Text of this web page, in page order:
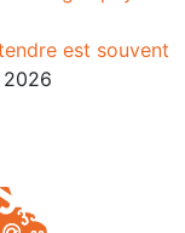
est souvent
2026